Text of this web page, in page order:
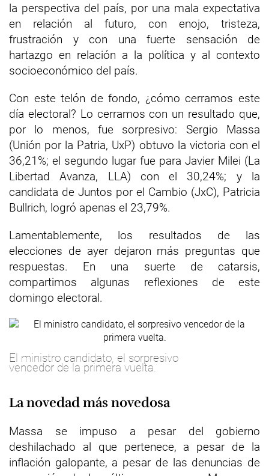
la perspectiva del país, por una mala expectativa
en relación al futuro, con enojo, tristeza,
frustración y con una fuerte sensación de
hartazgo en relación a la política y al contexto
socioeconómico del país.
Con este telón de fondo, ¿cómo cerramos este
día electoral? Lo cerramos con un resultado que,
por lo menos, fue sorpresivo: Sergio Massa
(Unión por la Patria, UxP) obtuvo la victoria con el
36,21%; el segundo lugar fue para Javier Milei (La
Libertad Avanza, LLA) con el 30,24%; y la
candidata de Juntos por el Cambio (JxC), Patricia
Bullrich, logró apenas el 23,79%.
Lamentablemente, los resultados de las
elecciones de ayer dejaron más preguntas que
respuestas. En una suerte de catarsis,
compartimos algunas reflexiones de este
domingo electoral.
El ministro candidato, el sorpresivo
vencedor de la primera vuelta.
La novedad más novedosa
Massa se impuso a pesar del gobierno
deshilachado al que pertenece, a pesar de la
inflación galopante, a pesar de las denuncias de